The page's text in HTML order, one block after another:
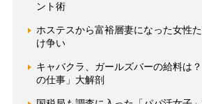
ント術
ホステスから富裕層妻になった女性
け争い
キャバクラ、ガールズバーの給料は
の仕事」大解剖